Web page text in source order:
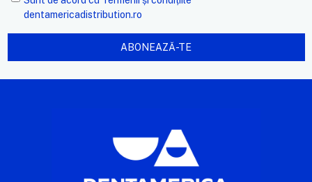
dentamericadistribution.ro